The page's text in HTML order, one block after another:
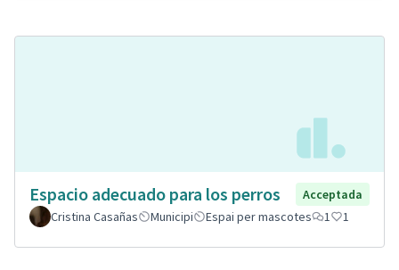
Espacio adecuado para los perros
Acceptada
Cristina Casañas
Municipi Espai per mascotes 1 1